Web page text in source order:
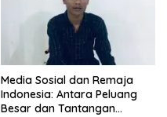
Media Sosial dan Remaja
Indonesia: Antara Peluang
Besar dan Tantangan